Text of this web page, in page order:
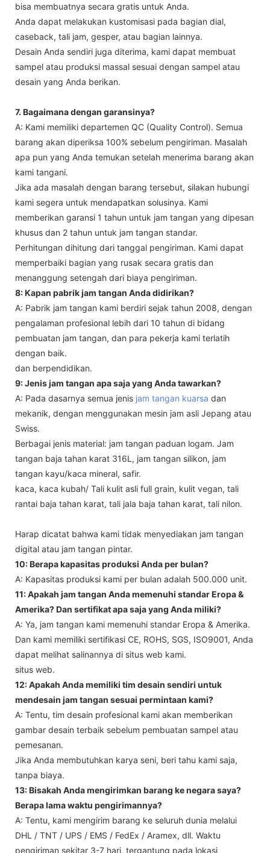
bisa membuatnya secara gratis untuk Anda.
Anda dapat melakukan kustomisasi pada bagian dial,
caseback, tali jam, gesper, atau bagian lainnya.
Desain Anda sendiri juga diterima, kami dapat membuat
sampel atau produksi massal sesuai dengan sampel atau
desain yang Anda berikan.
7. Bagaimana dengan garansinya?
A: Kami memiliki departemen QC (Quality Control). Semua
barang akan diperiksa 100% sebelum pengiriman. Masalah
apa pun yang Anda temukan setelah menerima barang akan
kami tangani.
Jika ada masalah dengan barang tersebut, silakan hubungi
kami segera untuk mendapatkan solusinya. Kami
memberikan garansi 1 tahun untuk jam tangan yang dipesan
khusus dan 2 tahun untuk jam tangan standar.
Perhitungan dihitung dari tanggal pengiriman. Kami dapat
memperbaiki bagian yang rusak secara gratis dan
menanggung setengah dari biaya pengiriman.
8: Kapan pabrik jam tangan Anda didirikan?
A: Pabrik jam tangan kami berdiri sejak tahun 2008, dengan
pengalaman profesional lebih dari 10 tahun di bidang
pembuatan jam tangan, dan para pekerja kami terlatih
dengan baik.
dan berpendidikan.
9: Jenis jam tangan apa saja yang Anda tawarkan?
A: Pada dasarnya semua jenis jam tangan kuarsa dan
mekanik, dengan menggunakan mesin jam asli Jepang atau
Swiss.
Berbagai jenis material: jam tangan paduan logam. Jam
tangan baja tahan karat 316L, jam tangan silikon, jam
tangan kayu/kaca mineral, safir.
kaca, kaca kubah/ Tali kulit asli full grain, kulit vegan, tali
rantai baja tahan karat, tali jala baja tahan karat, tali nilon.
Harap dicatat bahwa kami tidak menyediakan jam tangan
digital atau jam tangan pintar.
10: Berapa kapasitas produksi Anda per bulan?
A: Kapasitas produksi kami per bulan adalah 500.000 unit.
11: Apakah jam tangan Anda memenuhi standar Eropa &
Amerika? Dan sertifikat apa saja yang Anda miliki?
A: Ya, jam tangan kami memenuhi standar Eropa & Amerika.
Dan kami memiliki sertifikasi CE, ROHS, SGS, ISO9001, Anda
dapat melihat salinannya di situs web kami.
situs web.
12: Apakah Anda memiliki tim desain sendiri untuk
mendesain jam tangan sesuai permintaan kami?
A: Tentu, tim desain profesional kami akan memberikan
gambar desain terbaik sebelum pembuatan sampel atau
pemesanan.
Jika Anda membutuhkan karya seni, beri tahu kami saja,
tanpa biaya.
13: Bisakah Anda mengirimkan barang ke negara saya?
Berapa lama waktu pengirimannya?
A: Tentu, kami mengirim barang ke seluruh dunia melalui
DHL / TNT / UPS / EMS / FedEx / Aramex, dll. Waktu
pengiriman sekitar 3-7 hari, tergantung pada lokasi